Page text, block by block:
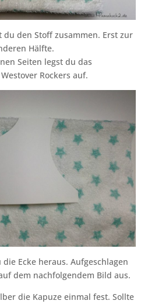
du den Stoff zusammen. Erst zur
Hälfte.
Seiten legst du das
Rockers auf.
Ecke heraus. Aufgeschlagen
dem nachfolgendem Bild aus.
die Kapuze einmal fest. Sollte